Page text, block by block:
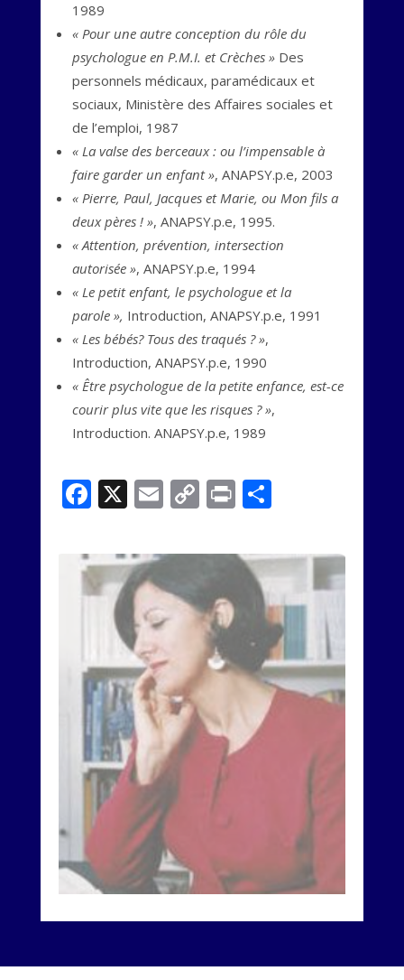
1989
« Pour une autre conception du rôle du
psychologue en P.M.I. et Crèches »Des
personnels médicaux, paramédicaux et
sociaux, Ministère des Affaires sociales et
de l’emploi, 1987
« La valse des berceaux : ou l’impensable à
faire garder un enfant », ANAPSY.p.e, 2003
« Pierre, Paul, Jacques et Marie, ou Mon fils a
deux pères ! », ANAPSY.p.e, 1995.
« Attention, prévention, intersection
autorisée », ANAPSY.p.e, 1994
« Le petit enfant, le psychologue et la
parole », Introduction, ANAPSY.p.e, 1991
« Les bébés? Tous des traqués ? »,
Introduction, ANAPSY.p.e, 1990
« Être psychologue de la petite enfance, est-ce
courir plus vite que les risques ? »,
Introduction. ANAPSY.p.e, 1989
Facebook
X Email
Copy
PrintPartager